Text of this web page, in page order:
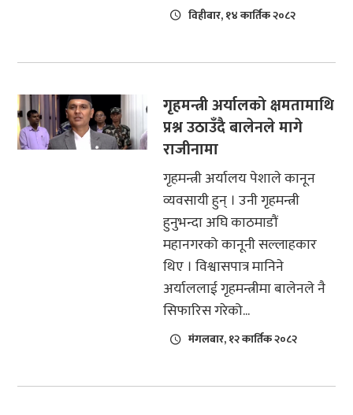
विहीबार, १४ कार्तिक २०८२
गृहमन्त्री अर्यालको क्षमतामाथि
प्रश्न उठाउँदै बालेनले मागे
राजीनामा
गृहमन्त्री अर्यालय पेशाले कानून
व्यवसायी हुन् । उनी गृहमन्त्री
हुनुभन्दा अघि काठमाडौं
महानगरको कानूनी सल्लाहकार
थिए । विश्वासपात्र मानिने
अर्याललाई गृहमन्त्रीमा बालेनले नै
सिफारिस गरेको...
मंगलबार, १२ कार्तिक २०८२